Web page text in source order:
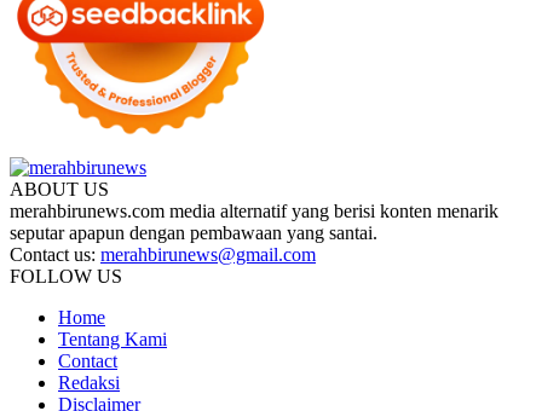
ABOUT US
merahbirunews.com media alternatif yang berisi konten menarik
seputar apapun dengan pembawaan yang santai.
Contact us: merahbirunews@gmail.com
FOLLOW US
Home
Tentang Kami
Contact
Redaksi
Disclaimer